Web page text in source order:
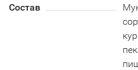
Состав